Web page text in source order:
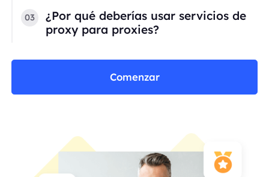
03
¿Por qué deberías usar servicios de
proxy para proxies?
Comenzar